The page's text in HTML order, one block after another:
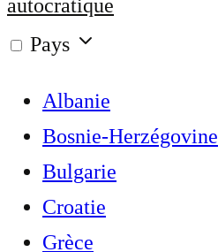
autocratique
Pays
Albanie
Bosnie-Herzégovine
Bulgarie
Croatie
Grèce